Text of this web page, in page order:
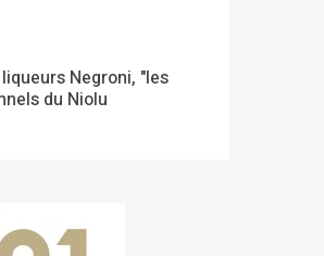
Negroni, "les
du Niolu